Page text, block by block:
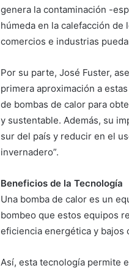
genera la contaminación -
húmeda en la calefacción
comercios e industrias
Por su parte, José Fuster,
primera aproximación a
de bombas de calor para
y sustentable. Además, su
sur del país y reducir en el
invernadero”.
Beneficios de la Tecnología
Una bomba de calor es un
bombeo que estos equipos
eficiencia energética y bajos
Así, esta tecnología permite